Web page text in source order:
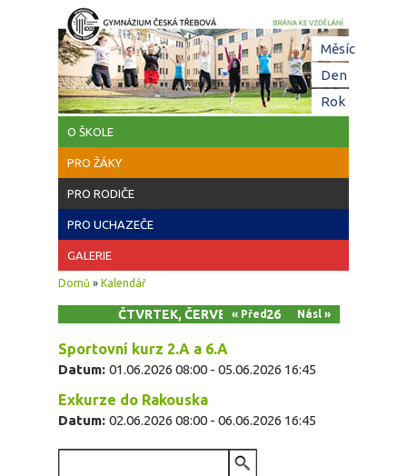
Přejít k hlavnímu obsahu
O ŠKOLE
PRO ŽÁKY
PRO RODIČE
PRO UCHAZEČE
GALERIE
Jste zde
Domů » Kalendář
ČTVRTEK, ČERVEN 4, 2026
« Před Násl »
Sportovní kurz 2.A a 6.A
Datum: 01.06.2026 08:00 - 05.06.2026 16:45
Exkurze do Rakouska
Datum: 02.06.2026 08:00 - 06.06.2026 16:45
Měsíc
Den(aktivní
Rok